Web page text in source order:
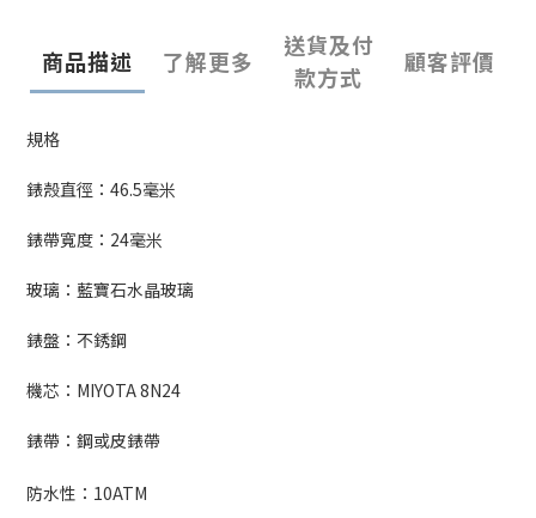
商品描述 了解更多
送貨及付
款方式
顧客評價
規格
錶殼直徑： 46.5毫米
錶帶寬度： 24毫米
玻璃：藍寶石水晶玻璃
錶盤：不銹鋼
機芯： MIYOTA 8N24
錶帶：鋼或皮錶帶
防水性：10ATM